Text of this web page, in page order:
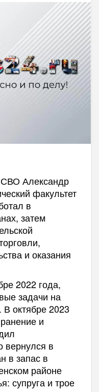
Александр
факультет
в
затем
и оказания
2022 года,
задачи на
октябре 2023
и
вернулся в
в запас в
районе
супруга и трое